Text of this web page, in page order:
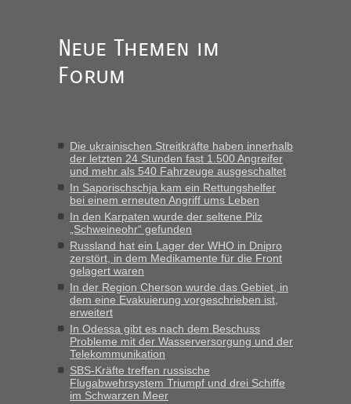
Neue Themen im
Forum
Die ukrainischen Streitkräfte haben innerhalb
der letzten 24 Stunden fast 1.500 Angreifer
und mehr als 540 Fahrzeuge ausgeschaltet
In Saporischschja kam ein Rettungshelfer
bei einem erneuten Angriff ums Leben
In den Karpaten wurde der seltene Pilz
„Schweineohr“ gefunden
Russland hat ein Lager der WHO in Dnipro
zerstört, in dem Medikamente für die Front
gelagert waren
In der Region Cherson wurde das Gebiet, in
dem eine Evakuierung vorgeschrieben ist,
erweitert
In Odessa gibt es nach dem Beschuss
Probleme mit der Wasserversorgung und der
Telekommunikation
SBS-Kräfte treffen russische
Flugabwehrsystem Triumpf und drei Schiffe
im Schwarzen Meer